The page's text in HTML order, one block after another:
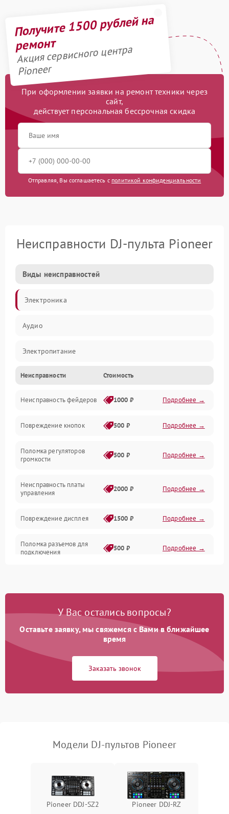
Получите 1500 рублей на
ремонт
Акция сервисного центра
Pioneer
При оформлении заявки на ремонт техники через
сайт,
действует персональная бессрочная скидка
Отправляя, Вы соглашаетесь с политикой конфиденциальности
Неисправности DJ-пульта Pioneer
Виды неисправностей
Электроника
Аудио
Электропитание
Управление
Интерфейсы
Механические повреждения
Механика
Неисправности Стоимость
Неисправность фейдеров 1000 ₽ Подробнее →
Повреждение кнопок 500 ₽ Подробнее →
Поломка регуляторов
громкости
500 ₽ Подробнее →
Неисправность платы
управления
2000 ₽ Подробнее →
Повреждение дисплея 1500 ₽ Подробнее →
Поломка разъемов для
подключения
500 ₽ Подробнее →
Повреждение проводов 500 ₽ Подробнее →
1000 ₽ Подробнее →
1000 ₽
Неисправность системы
перенапряжения
1000 ₽ Подробнее →
У Вас остались вопросы?
Оставьте заявку, мы свяжемся с Вами в ближайшее
время
Заказать звонок
Модели DJ-пультов Pioneer
Pioneer DDJ-SZ2 Pioneer DDJ-RZ